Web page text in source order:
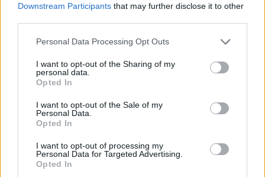
Downstream Participants that may further disclose it to other
Personal Data Processing Opt Outs
I want to opt-out of the Sharing of my
personal data.
Opted In
I want to opt-out of the Sale of my
Personal Data.
Opted In
I want to opt-out of processing my
Personal Data for Targeted Advertising.
Opted In
Portfolio Investment Day 2026Október 21-én jön a Portfolio
Investment Day 2026, ahol a piac vezető szakértőivel
keressük a választ a befektetőket leginkább foglalkoztató
következő évek nyertesei, mire számíthatunk a részvény-,
kötvény-, nyersanyag- és kriptopiacokon, és hogyan
A keresett cikk a portfolio.hu hírarchívumához
tartozik, melynek olvasása előfizetéses